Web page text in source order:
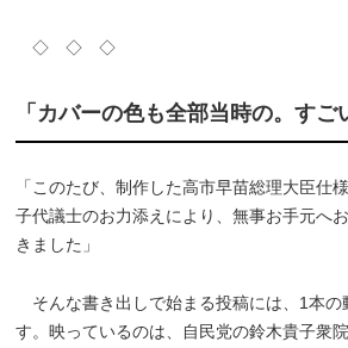
◇ ◇ ◇
「カバーの色も全部当時の。すご
「このたび、制作した高市早苗総理大臣仕
子代議士のお力添えにより、無事お手元へ
きました」
そんな書き出しで始まる投稿には、1本の
す。映っているのは、自民党の鈴木貴子衆